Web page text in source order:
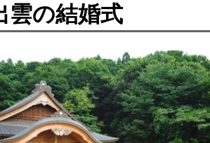
雲の結婚式